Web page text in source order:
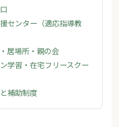
センター（適応指導教
居場所・親の会
学習・在宅フリースクー
補助制度